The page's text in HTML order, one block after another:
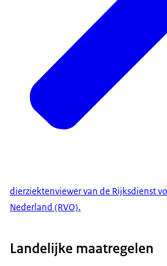
dierziektenviewer van de Rijksdienst
Nederland (RVO).
Landelijke maatregelen